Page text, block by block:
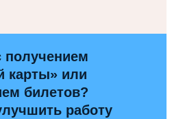
получением
карты» или
билетов?
работу